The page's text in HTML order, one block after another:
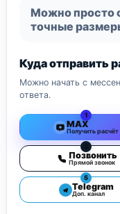
Можно просто
точные
Куда отправить
Можно начать с
ответа.
1
MAX
Получить расчёт
3
Позвонить
Прямой звонок
5
Telegram
Доп. канал